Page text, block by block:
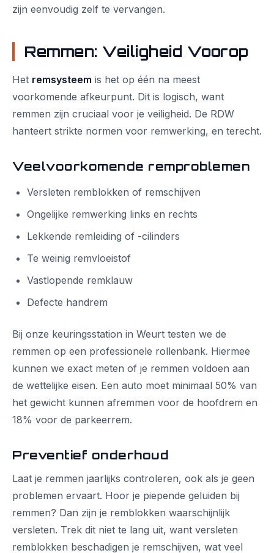
zijn eenvoudig zelf te vervangen.
Remmen: Veiligheid Voorop
Het remsysteem is het op één na meest
voorkomende afkeurpunt. Dit is logisch, want
remmen zijn cruciaal voor je veiligheid. De RDW
hanteert strikte normen voor remwerking, en terecht.
Veelvoorkomende remproblemen
Versleten remblokken of remschijven
Ongelijke remwerking links en rechts
Lekkende remleiding of -cilinders
Te weinig remvloeistof
Vastlopende remklauw
Defecte handrem
Bij onze keuringsstation in Weurt testen we de
remmen op een professionele rollenbank. Hiermee
kunnen we exact meten of je remmen voldoen aan
de wettelijke eisen. Een auto moet minimaal 50% van
het gewicht kunnen afremmen voor de hoofdrem en
18% voor de parkeerrem.
Preventief onderhoud
Laat je remmen jaarlijks controleren, ook als je geen
problemen ervaart. Hoor je piepende geluiden bij
remmen? Dan zijn je remblokken waarschijnlijk
versleten. Trek dit niet te lang uit, want versleten
remblokken beschadigen je remschijven, wat veel